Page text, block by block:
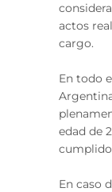
actos
cargo.
En todo
edad de
En caso